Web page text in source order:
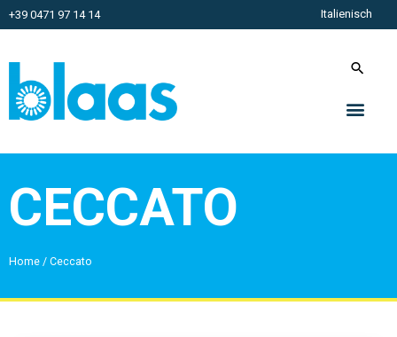
+39 0471 97 14 14 Italienisch
CECCATO
Home / Ceccato